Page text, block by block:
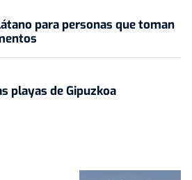
para personas que toman
playas de Gipuzkoa